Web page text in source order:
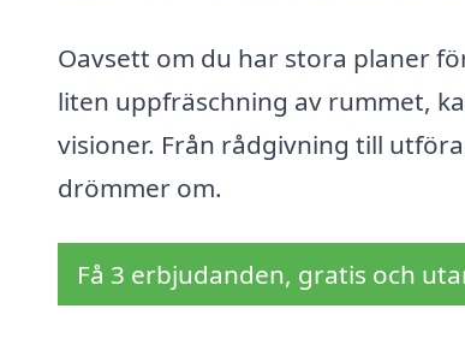
Oavsett om du har stora planer
liten uppfräschning av rummet,
visioner. Från rådgivning till
drömmer om.
Få 3 erbjudanden, gratis och